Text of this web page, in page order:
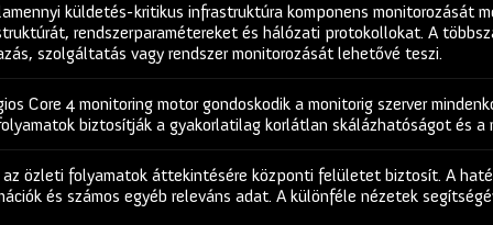
küldetés-kritikus infrastruktúra komponens monitorozását
rendszerparamétereket és hálózati protokollokat. A
szolgáltatás vagy rendszer monitorozását lehetővé teszi.
Core 4 monitoring motor gondoskodik a monitorig szerver
biztosítják a gyakorlatilag korlátlan skálázhatóságot és
özleti folyamatok áttekintésére központi felületet biztosít. A
és számos egyéb releváns adat. A különféle nézetek